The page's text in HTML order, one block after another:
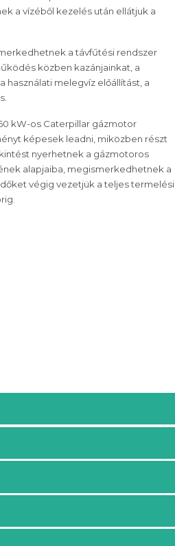
a vízéből kezelés után ellátjuk a
a távfűtési rendszer
közben kazánjainkat, a
használati melegvíz előállítást, a
kW-os Caterpillar gázmotor
képesek leadni, miközben részt
nyerhetnek a gázmotoros
alapjaiba, megismerkedhetnek a
végig vezetjük a teljes termelési